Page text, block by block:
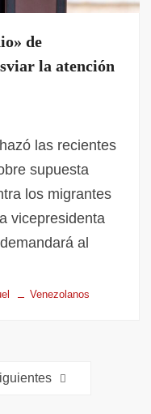
de
la atención
las recientes
supuesta
los migrantes
vicepresidenta
al
Venezolanos